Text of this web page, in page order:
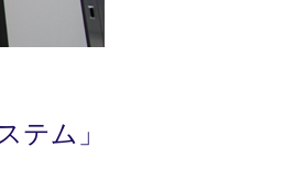
テム」